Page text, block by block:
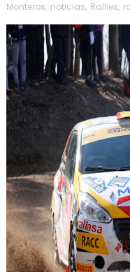
Monteros, noticias, Rallies,